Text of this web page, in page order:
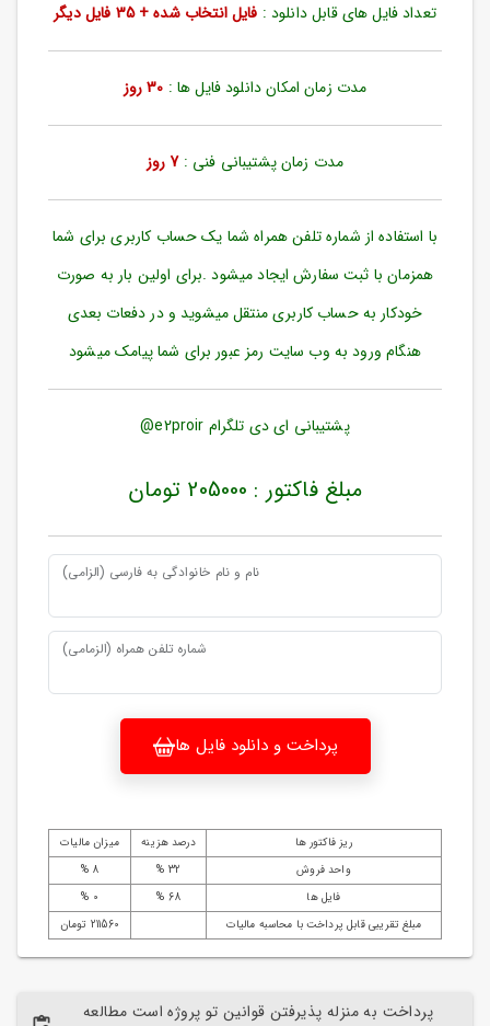
ورود
به
بازیابی
رمز
مندی
ها
تعداد فایل های قابل دانلود : فایل انتخاب شده + 35 فایل دیگر
مدت زمان امکان دانلود فایل ها : 30 روز
مدت زمان پشتیبانی فنی :7 روز
با استفاده از شماره تلفن همراه شما یک حساب کاربری برای شما
همزمان با ثبت سفارش ایجاد میشود .برای اولین بار به صورت
خودکار به حساب کاربری منتقل میشوید و در دفعات بعدی
هنگام ورود به وب سایت رمز عبور برای شما پیامک میشود
پشتیبانی ای دی تلگرام e2proir@
مبلغ فاکتور : 205000 تومان
نام و نام خانوادگی به فارسی (الزامی)
شماره تلفن همراه (الزمامی)
پرداخت و دانلود فایل ها
ریز فاکتور ها درصد هزینه
میزان مالیات
واحد فروش
32 %
8 %
فایل ها
68 %
0 %
مبلغ تقریبی قابل پرداخت با محاسبه مالیات
211560 تومان
پرداخت به منزله پذیرفتن قوانین تو پروژه است مطالعه